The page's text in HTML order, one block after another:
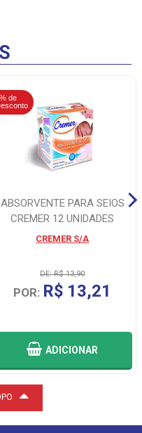
de
ABSORVENTE PARA SEIOS
CREMER 12 UNIDADES
CREMER S/A
DE: R$ 13,90
POR: R$ 13,21
ADICIONAR